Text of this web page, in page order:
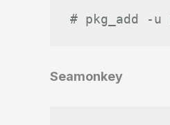
# pkg_add -u
Seamonkey